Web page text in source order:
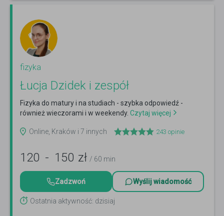
fizyka
Łucja Dzidek i zespół
Fizyka do matury i na studiach - szybka odpowiedź -
również wieczorami i w weekendy. Czytaj więcej
Online, Kraków i 7 innych 243 opinie
120 - 150 zł / 60 min
Zadzwoń Wyślij wiadomość
Ostatnia aktywność: dzisiaj